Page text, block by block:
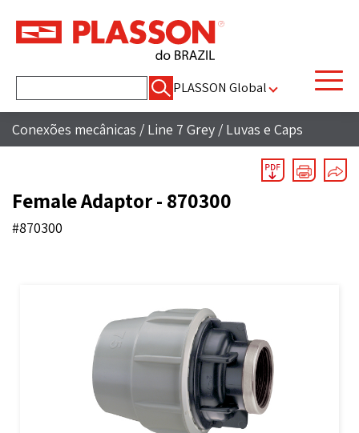
por:
PLASSON Global
Conexões mecânicas / Line 7 Grey / Luvas e Caps
Female Adaptor - 870300
#870300